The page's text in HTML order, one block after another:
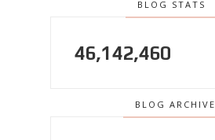
BLOG STATS
46,142,460
BLOG ARCHIVE